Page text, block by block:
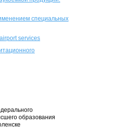
специальных
services
образования